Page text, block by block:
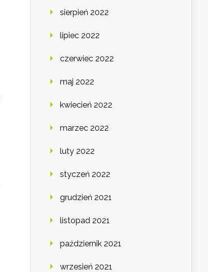
sierpień 2022
lipiec 2022
czerwiec 2022
maj 2022
kwiecień 2022
marzec 2022
luty 2022
styczeń 2022
grudzień 2021
listopad 2021
październik 2021
wrzesień 2021